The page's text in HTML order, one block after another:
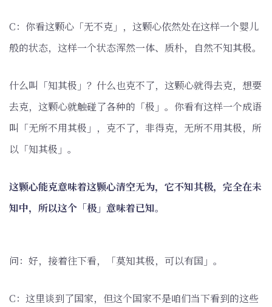
C：你看这颗心「无不克」，这颗心依然处在这样一个婴儿
般的状态，这样一个状态浑然一体、质朴，自然不知其极。
什么叫「知其极」？什么也克不了，这颗心就得去克，想要
去克，这颗心就触碰了各种的「极」。你看有这样一个成语
叫「无所不用其极」，克不了，非得克，无所不用其极，所
以「知其极」。
这颗心能克意味着这颗心清空无为，它不知其极，完全在未
知中，所以这个「极」意味着已知。
问：好，接着往下看，「莫知其极，可以有国」。
C：这里谈到了国家，但这个国家不是咱们当下看到的这些